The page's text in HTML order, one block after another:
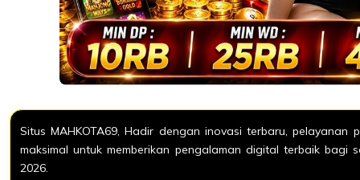
Situs MAHKOTA69, Hadir dengan inovasi terbaru, pelayanan
maksimal untuk memberikan pengalaman digital terbaik bagi
2026.